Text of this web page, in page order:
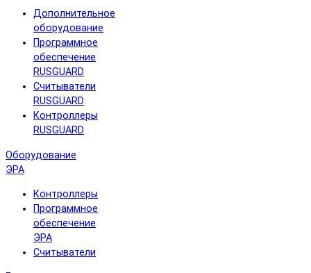
Дополнительное
оборудование
Программное
обеспечение
RUSGUARD
Считыватели
RUSGUARD
Контроллеры
RUSGUARD
Оборудование
ЭРА
Контроллеры
Программное
обеспечение
ЭРА
Считыватели